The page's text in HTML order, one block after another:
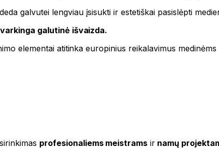
galvutei lengviau įsisukti ir estetiškai pasislėpti
galutinė išvaizda.
elementai atitinka europinius reikalavimus
profesionaliems meistrams ir namų